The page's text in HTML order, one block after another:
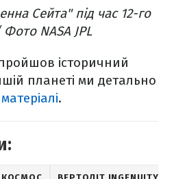
Сейта" під час 12-го
NASA JPL
історичний
планеті ми детально
.
КОСМОС ВЕРТОЛІТ INGENUITY